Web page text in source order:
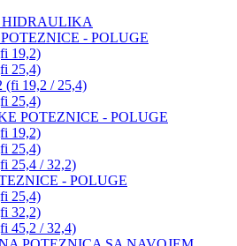
- POLUGE
19,2)
25,4)
(fi 19,2 / 25,4)
25,4)
POTEZNICE - POLUGE
19,2)
25,4)
25,4 / 32,2)
- POLUGE
25,4)
32,2)
45,2 / 32,4)